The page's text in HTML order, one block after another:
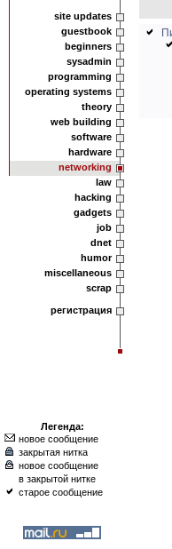
site updates
guestbook
beginners
sysadmin
programming
operating systems
theory
web building
software
hardware
networking
law
hacking
gadgets
job
dnet
humor
miscellaneous
scrap
регистрация
Легенда:
новое сообщение
закрытая нитка
новое сообщение
в закрытой нитке
старое сообщение